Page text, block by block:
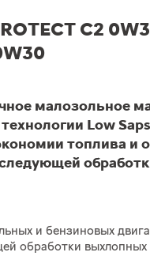
C2
малозольное
Low
топлива и
и бензиновых
обработки выхлопных